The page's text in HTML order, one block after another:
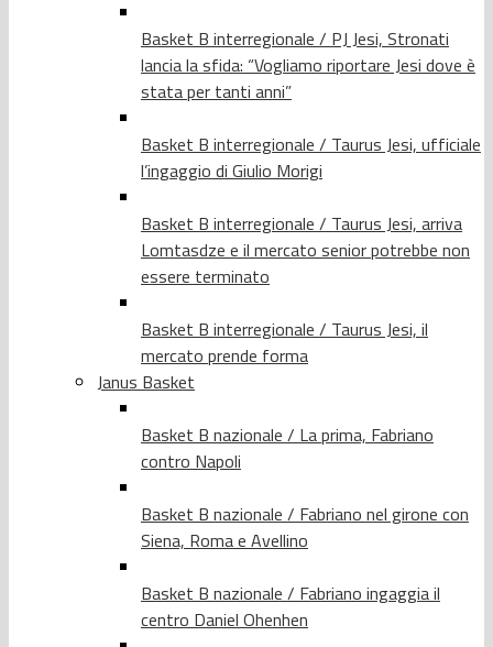
Basket B interregionale / PJ Jesi, Stronati
lancia la sfida: “Vogliamo riportare Jesi dove è
stata per tanti anni”
Basket B interregionale / Taurus Jesi, ufficiale
l’ingaggio di Giulio Morigi
Basket B interregionale / Taurus Jesi, arriva
Lomtasdze e il mercato senior potrebbe non
essere terminato
Basket B interregionale / Taurus Jesi, il
mercato prende forma
Janus Basket
Basket B nazionale / La prima, Fabriano
contro Napoli
Basket B nazionale / Fabriano nel girone con
Siena, Roma e Avellino
Basket B nazionale / Fabriano ingaggia il
centro Daniel Ohenhen